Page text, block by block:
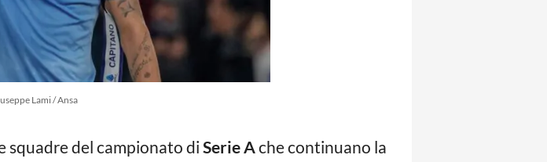
Lami / Ansa
squadre del campionato di Serie Ache continuano la